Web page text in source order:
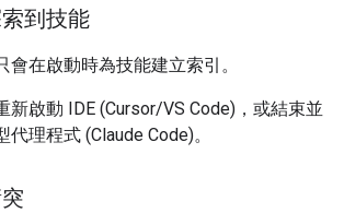
到技能
會在啟動時為技能建立索引。
新啟動 IDE (Cursor/VS Code)，或結束並
理程式 (Claude Code)。